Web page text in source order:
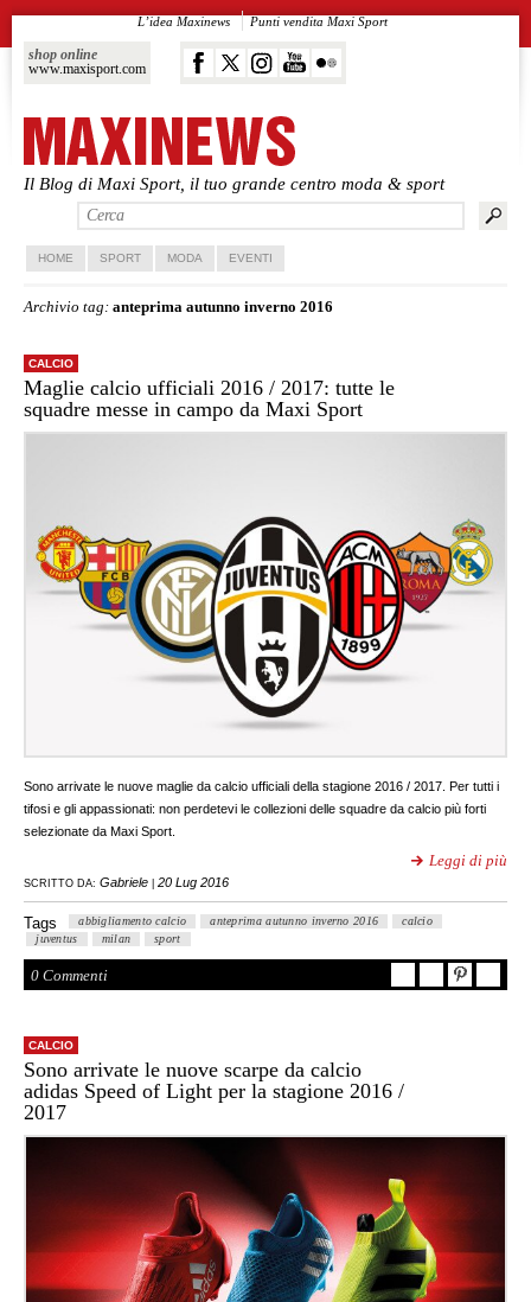
Il Blog di Maxi Sport, il tuo grande centro moda & sport
shop online
www.maxisport.com
L’idea Maxinews Punti vendita Maxi Sport
Vai al contenuto principale
Vai al contenuto secondario
HOME SPORT MODA EVENTI
Archivio tag:anteprima autunno inverno 2016
CALCIO
Maglie calcio ufficiali 2016 / 2017: tutte le
squadre messe in campo da Maxi Sport
Sono arrivate le nuove maglie da calcio ufficiali della stagione 2016 / 2017. Per tutti i
tifosi e gli appassionati: non perdetevi le collezioni delle squadre da calcio più forti
selezionate da Maxi Sport.
Leggi di più
SCRITTO DA: Gabriele 20 Lug 2016
Tags abbigliamento calcio anteprima autunno inverno 2016
calcio
juventus
milan sport
0 Commenti
CALCIO
Sono arrivate le nuove scarpe da calcio
adidas Speed of Light per la stagione 2016 /
2017